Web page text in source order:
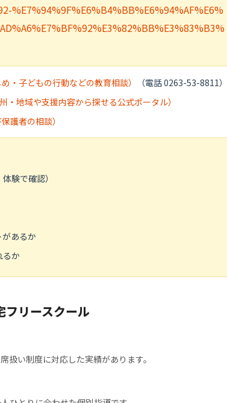
%E7%94%9F%E6%B4%BB%E6%94%AF%E6%
・子どもの行動などの教育相談）
（電話 0263-53-8811）
地域や支援内容から探せる公式ポータル）
護者の相談）
験で確認）
あるか
るか
フリースクール
扱い制度に対応した実績があります。